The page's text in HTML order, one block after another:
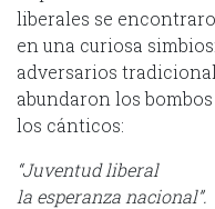
liberales se
en una curiosa
adversarios
abundaron los
los cánticos:
“Juventud liberal
la esperanza nacional”.